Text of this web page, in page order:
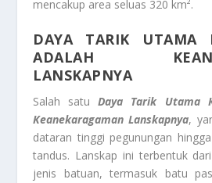
mencakup area seluas 320 km².
DAYA TARIK UTAMA
ADALAH
LANSKAPNYA
Salah satuDaya Tarik Utama
Keanekaragaman Lanskapnya,
dataran tinggi pegunungan
tandus. Lanskap ini terbentuk
jenis batuan, termasuk batu